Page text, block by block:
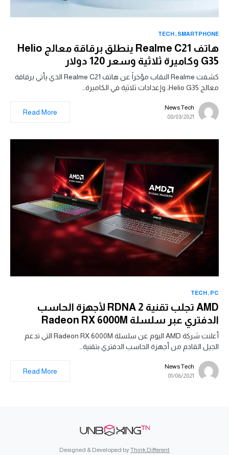
SMARTPHONE
TECH
هاتف Realme C21 ينطلق برقاقة معالج Helio
G35 وكاميرة ثلاثية وسعر 120 دولار
كشفت Realme النقاب مؤخراً عن هاتف Realme C21 الذي يأتي برقاقة
معالج Helio G35، وإعدادات ثلاثية في الكاميرة…
News Tech
08/03/2021
Read More
PC
TECH
AMD تجلب تقنية RDNA 2 لأجهزة الحاسب
الدفتري عبر سلسلة Radeon RX 6000M
أعلنت شركة AMD اليوم عن سلسلة Radeon RX 6000M التي تدعم
الجيل القادم من أجهزة الحاسب الدفتري بتقنية…
News Tech
01/06/2021
Read More
Designed & Developed byThink Different